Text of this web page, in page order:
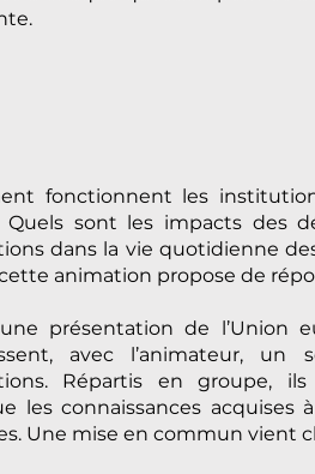
fonctionnent les
Quels sont les impacts des
dans la vie quotidienne
animation propose de
présentation de l’Union
avec l’animateur, un
Répartis en groupe,
les connaissances acquises
Une mise en commun vient